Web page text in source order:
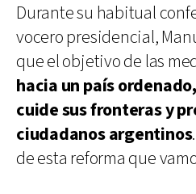
Durante su habitual
vocero presidencial,
que el objetivo de las
hacia un país
cuide sus fronteras y
ciudadanos argentinos
de esta reforma que